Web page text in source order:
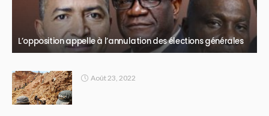
L’opposition appelle à l’annulation des élections générales
Août 23, 2022